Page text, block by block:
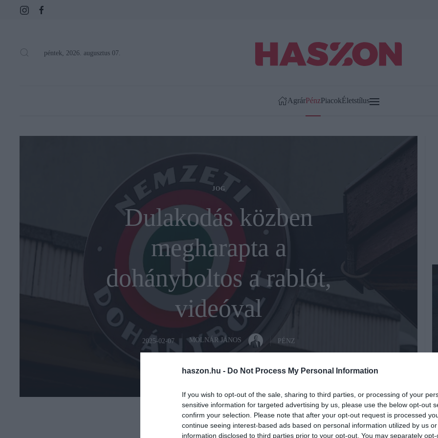
haszon.hu - Do Not Process My Personal Information
If you wish to opt-out of the sale, sharing to third parties, or processing of your
sensitive information for targeted advertising by us, please use the below opt-out
confirm your selection. Please note that after your opt-out request is processed
continue seeing interest-based ads based on personal information utilized by us
information disclosed to third parties prior to your opt-out. You may separately
péntek, 2026. augusztus 07.
AgrárPénzPiacokÉletstílus
JOG
Dulakodás közben
megharapta a
dohányboltos a rablót,
videóval
2025-02-07 MOLNÁR JÁNOS PÉNZ
Fotó: Fotó: Rolf G Wackenberg / Shutterstock.com